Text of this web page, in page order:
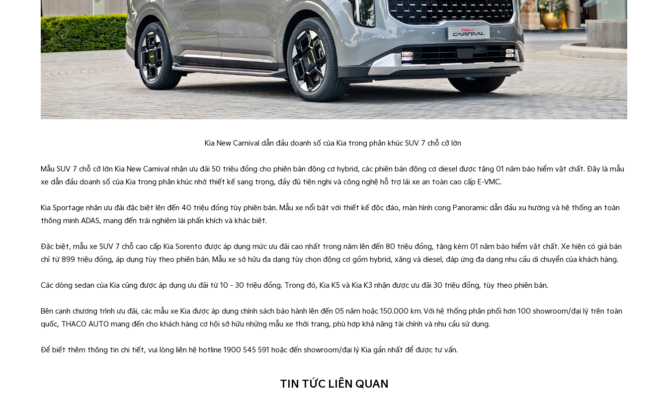
Kia New Carnival dẫn đầu doanh số của Kia trong phân khúc SUV 7 chỗ cỡ lớn
Mẫu SUV 7 chỗ cỡ lớn Kia New Carnival nhận ưu đãi 50 triệu đồng cho phiên bản động cơ hybrid, các phiên bản động cơ diesel được tặng 01 năm bảo hiểm vật chất. Đây là mẫu
xe dẫn đầu doanh số của Kia trong phân khúc nhờ thiết kế sang trọng, đầy đủ tiện nghi và công nghệ hỗ trợ lái xe an toàn cao cấp E-VMC.
Kia Sportage nhận ưu đãi đặc biệt lên đến 40 triệu đồng tùy phiên bản. Mẫu xe nổi bật với thiết kế độc đáo, màn hình cong Panoramic dẫn đầu xu hướng và hệ thống an toàn
thông minh ADAS, mang đến trải nghiệm lái phấn khích và khác biệt.
Đặc biệt, mẫu xe SUV 7 chỗ cao cấp Kia Sorento được áp dụng mức ưu đãi cao nhất trong năm lên đến 80 triệu đồng, tặng kèm 01 năm bảo hiểm vật chất. Xe hiện có giá bán
chỉ từ 899 triệu đồng, áp dụng tùy theo phiên bản. Mẫu xe sở hữu đa dạng tùy chọn động cơ gồm hybrid, xăng và diesel, đáp ứng đa dạng nhu cầu di chuyển của khách hàng.
Các dòng sedan của Kia cũng được áp dụng ưu đãi từ 10 - 30 triệu đồng. Trong đó, Kia K5 và Kia K3 nhận được ưu đãi 30 triệu đồng, tùy theo phiên bản.
Bên cạnh chương trình ưu đãi, các mẫu xe Kia được áp dụng chính sách bảo hành lên đến 05 năm hoặc 150.000 km. Với hệ thống phân phối hơn 100 showroom/đại lý trên toàn
quốc, THACO AUTO mang đến cho khách hàng cơ hội sở hữu những mẫu xe thời trang, phù hợp khả năng tài chính và nhu cầu sử dụng.
Để biết thêm thông tin chi tiết, vui lòng liên hệ hotline 1900 545 591 hoặc đến showroom/đại lý Kia gần nhất để được tư vấn.
TIN TỨC LIÊN QUAN